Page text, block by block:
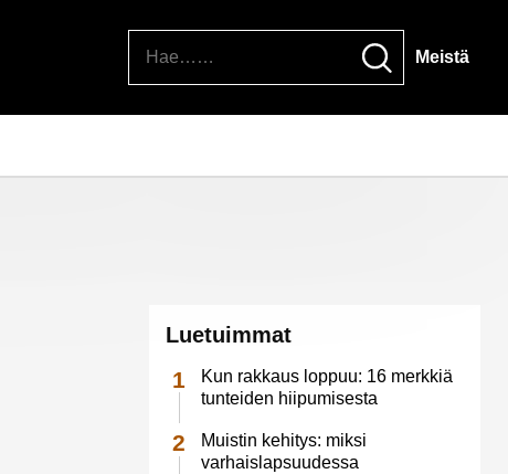
Meistä
Luetuimmat
Kun rakkaus loppuu: 16 merkkiä
tunteiden hiipumisesta
Muistin kehitys: miksi
varhaislapsuudessa